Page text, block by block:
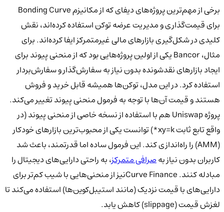
برخی از مهم‌ترین پروژه‌های دیفای که از مکانیزم Bonding Curve
برای قیمت‌گذاری و مدیریت عرضه توکن استفاده کرده‌اند، نقش
کلیدی در شکل‌گیری بازارهای مالی غیرمتمرکز ایفا کرده‌اند. برای
مثال، Bancor یکی از اولین پروژه‌هایی بود که از منحنی پیوند برای
ایجاد بازارهای نقدشونده بدون نیاز به سفارش‌گذار و سفارش‌بردار
استفاده کرد. در این مدل، توکن‌ها همیشه قابل خرید و فروش
هستند و قیمت آن‌ها با توجه به فرمول منحنی پیوند تغییر می‌کند.
پروژه Uniswap هم با استفاده از نسخه خاصی از منحنی پیوند (در
واقع تابع ثابت xy=k*) توانست یکی از محبوب‌ترین بازارهای خودکار
(AMM) را راه‌اندازی کند. این فرمول ساده اما قدرتمند، باعث شد
کاربران بدون نیاز بهصرافی متمرکز، به راحتی دارایی‌های دیجیتال را
مبادله کنند. Curve Financeنیز از منحنی‌هایی با شیب کم‌تر برای
دارایی‌های با قیمت نزدیک (مانند استیبل‌کوین‌ها) استفاده می‌کند تا
لغزش قیمت (slippage) کاهش یابد.